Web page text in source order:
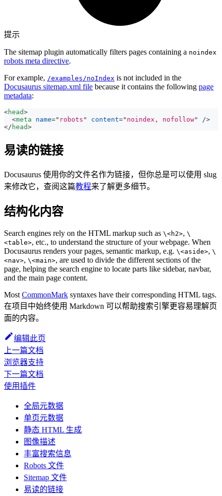
提示
The sitemap plugin automatically filters pages containing a noindex
robots meta directive.
For example, /examples/noIndex is not included in the
Docusaurus sitemap.xml file because it contains the following page
metadata:
<head>
<meta name=" robots " content=" noindex, nofollow"
/>
</ head>
易读的链接
Docusaurus 使用你的文件名作为链接，但你总是可以使用 slug
来修改它，查阅这篇教程来了解更多细节。
结构化内容
Search engines rely on the HTML markup such as \<h2>, \
<table>, etc., to understand the structure of your webpage. When
Docusaurus renders your pages, semantic markup, e.g. \<aside>, \
<nav>, \<main>, are used to divide the different sections of the
page, helping the search engine to locate parts like sidebar, navbar,
and the main page content.
Most CommonMark syntaxes have their corresponding HTML tags.
在项目中始终使用 Markdown 可以帮助搜索引擎更容易理解页
面的内容。
编辑此页
上一篇文档
浏览器支持
下一篇文档
使用插件
全局元数据
单页元数据
静态 HTML 生成
图像描述
丰富搜索信息
Robots 文件
Sitemap 文件
易读的链接